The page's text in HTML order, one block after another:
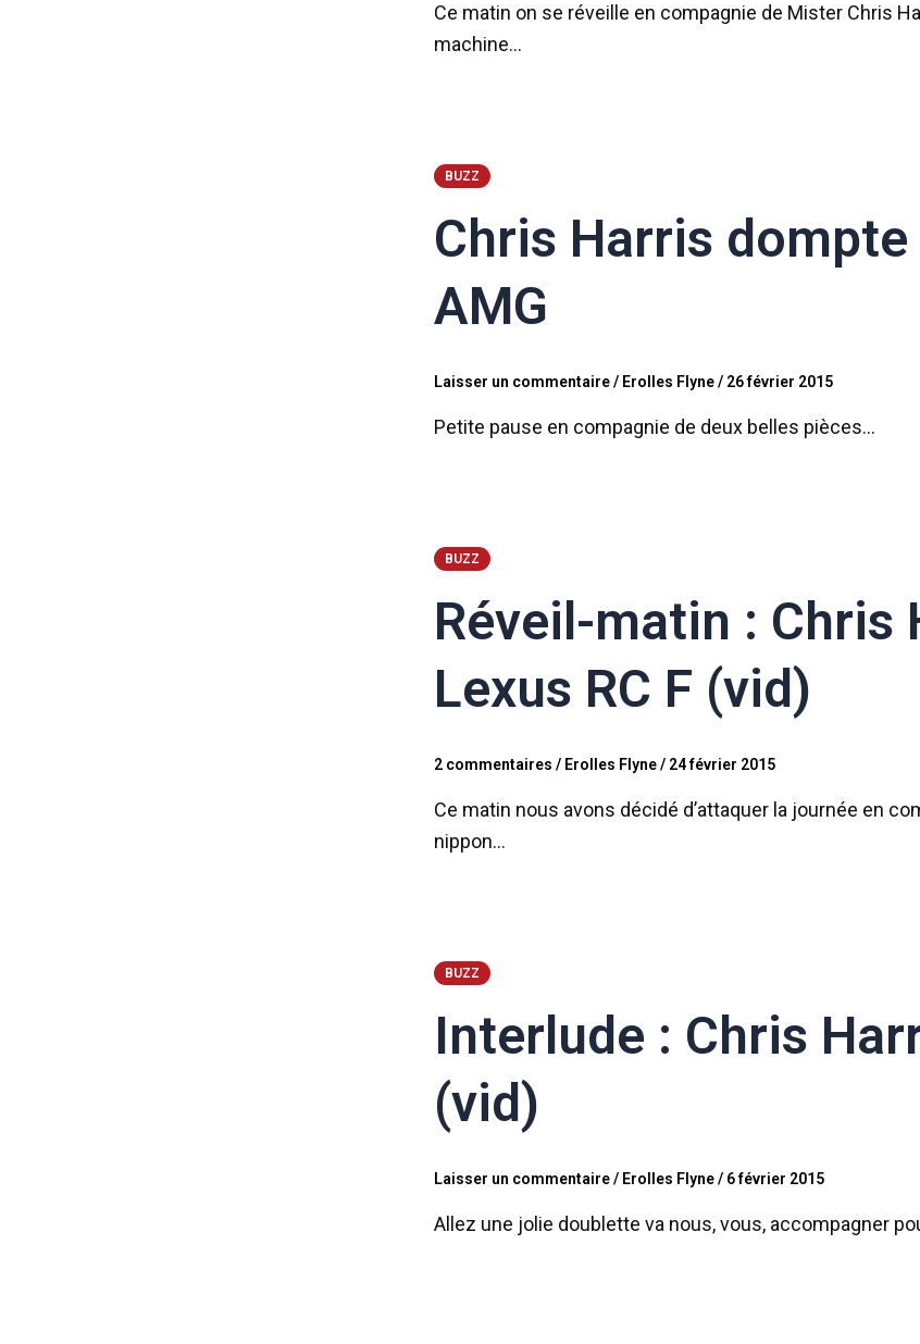
Ce matin on se réveille en compagnie de Mister Chris
machine…
BUZZ
Chris Harris
AMG
Laisser un commentaire/ Erolles Flyne/ 26 février 2015
Petite pause en compagnie de deux belles pièces…
BUZZ
Réveil-matin : Chris
Lexus RC F (vid)
2 commentaires / Erolles Flyne/ 24 février 2015
Ce matin nous avons décidé d’attaquer la journée en
nippon…
BUZZ
Interlude : Chris
(vid)
Laisser un commentaire/ Erolles Flyne/ 6 février 2015
Allez une jolie doublette va nous, vous, accompagner